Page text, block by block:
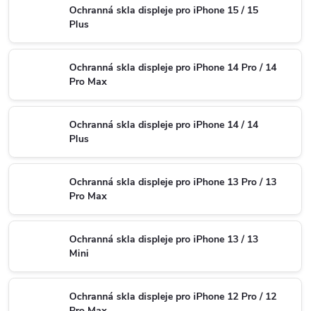
Ochranná skla displeje pro iPhone 15 / 15
Plus
Ochranná skla displeje pro iPhone 14 Pro / 14
Pro Max
Ochranná skla displeje pro iPhone 14 / 14
Plus
Ochranná skla displeje pro iPhone 13 Pro / 13
Pro Max
Ochranná skla displeje pro iPhone 13 / 13
Mini
Ochranná skla displeje pro iPhone 12 Pro / 12